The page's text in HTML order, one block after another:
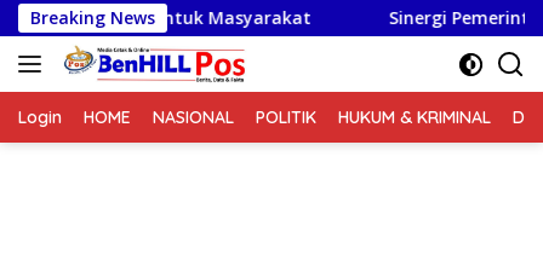
Langsung
ke
konten
Breaking News
Dibuka Untuk Masyarakat Sinergi Pemerintah,
Login HOME NASIONAL POLITIK HUKUM & KRIMINAL